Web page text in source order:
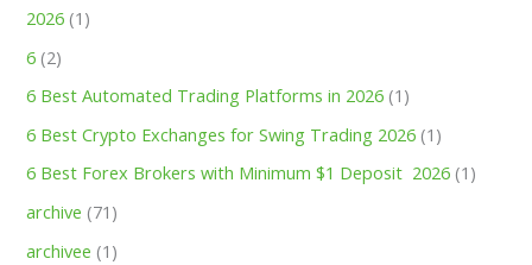
2026 (1)
6 (2)
6 Best Automated Trading Platforms in 2026 (1)
6 Best Crypto Exchanges for Swing Trading 2026 (1)
6 Best Forex Brokers with Minimum $1 Deposit ️ 2026 (1)
archive (71)
archivee (1)